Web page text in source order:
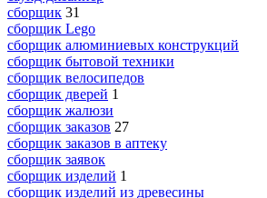
сборщик 31
сборщик Lego
сборщик алюминиевых конструкций
сборщик бытовой техники
сборщик велосипедов
сборщик дверей 1
сборщик жалюзи
сборщик заказов 27
сборщик заказов в аптеку
сборщик заявок
сборщик изделий 1
сборщик изделий из древесины